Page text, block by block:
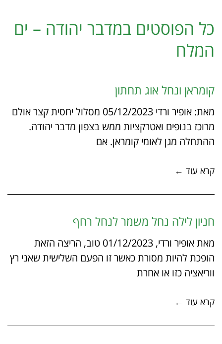
כל הפוסטים במדבר יהודה – ים
המלח
קומראן ונחל אוג תחתון
מאת: אופיר ורדי 05/12/2023 מסלול יחסית קצר אולם
מרוכז בנופים ואטרקציות ממש בצפון מדבר יהודה.
ההתחלה מגן לאומי קומראן. אם
קרא עוד ←
חניון לילה נחל משמר לנחל רחף
מאת אופיר ורדי, 01/12/2023 טוב, הריצה הזאת
הופכת להיות מסורת כאשר זו הפעם השלישית שאני רץ
ווריאציה כזו או אחרת
קרא עוד ←